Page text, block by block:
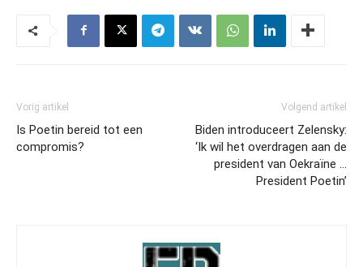
Vorig artikel
Is Poetin bereid tot een
compromis?
Volgend artikel
Biden introduceert Zelensky:
‘Ik wil het overdragen aan de
president van Oekraïne …
President Poetin’